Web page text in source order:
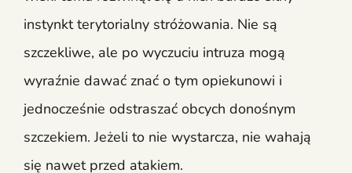
instynkt terytorialny stróżowania. Nie są
szczekliwe, ale po wyczuciu intruza mogą
wyraźnie dawać znać o tym opiekunowi i
jednocześnie odstraszać obcych donośnym
szczekiem. Jeżeli to nie wystarcza, nie wahają
się nawet przed atakiem.